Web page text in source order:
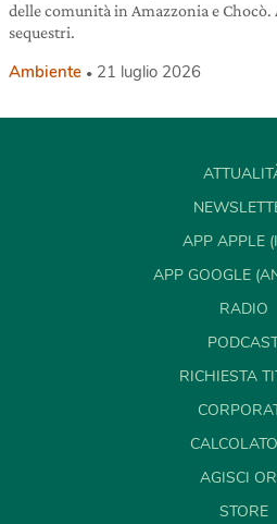
delle comunità in Amazzonia e
sequestri.
Ambiente 21 luglio 2026
APP APPLE
APP GOOGLE
RADIO
RICHIESTA
AGISCI
STORE